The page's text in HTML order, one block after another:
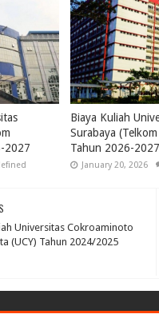
2027
Biaya Kuliah
Surabaya
Tahun 2026-2027
January 20, 2026
Universitas Cokroaminoto
(UCY) Tahun 2024/2025